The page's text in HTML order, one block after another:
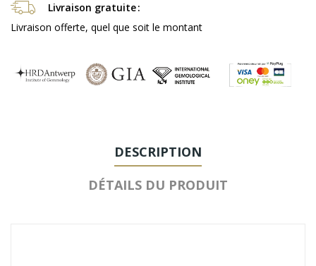
Livraison gratuite
Livraison offerte, quel que soit le montant
DESCRIPTION
DÉTAILS DU PRODUIT